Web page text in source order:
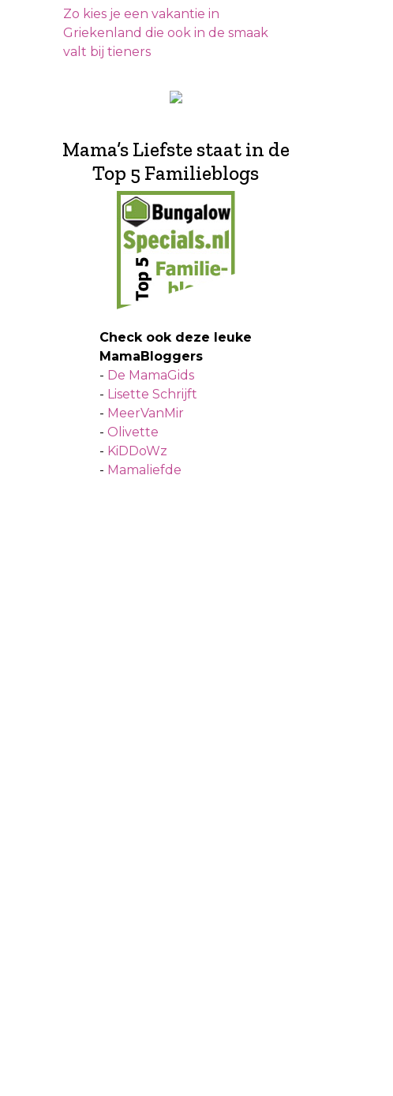
Zo kies je een vakantie in
Griekenland die ook in de smaak
valt bij tieners
Mama’s Liefste staat in de
Top 5 Familieblogs
Check ook deze leuke
MamaBloggers
- De MamaGids
- Lisette Schrijft
- MeerVanMir
- Olivette
- KiDDoWz
- Mamaliefde